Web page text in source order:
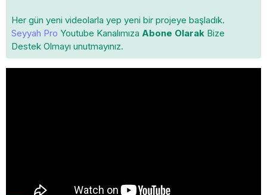
Her gün yeni videolarla yep yeni bir projeye başladık.
Seyyah Pro Youtube Kanalımıza Abone Olarak Bize
Destek Olmayı unutmayınız.